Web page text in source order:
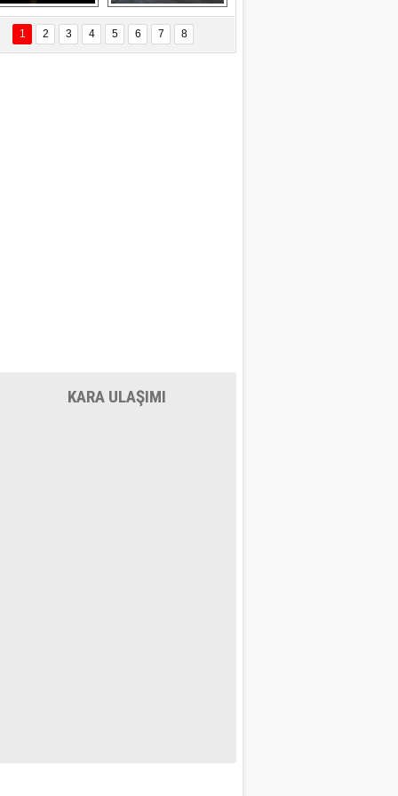
ÖZYANIK
Değişti?
Delta uçağına
yıldırım çarptı
Ford Focus RS
(2015)
1 2 3 4 5 6 7 8
KARA ULAŞIMI